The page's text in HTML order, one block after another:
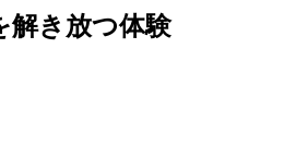
解き放つ体験